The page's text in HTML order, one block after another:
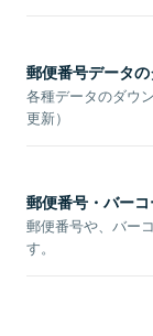
郵便番号データ
各種データのダウ
更新）
郵便番号・バー
郵便番号や、バー
す。